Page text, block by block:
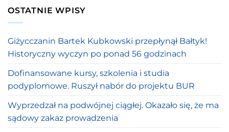
OSTATNIE WPISY
Giżycczanin Bartek Kubkowski przepłynął Bałtyk!
Historyczny wyczyn po ponad 56 godzinach
Dofinansowane kursy, szkolenia i studia
podyplomowe. Ruszył nabór do projektu BUR
Wyprzedzał na podwójnej ciągłej. Okazało się, że ma
sądowy zakaz prowadzenia